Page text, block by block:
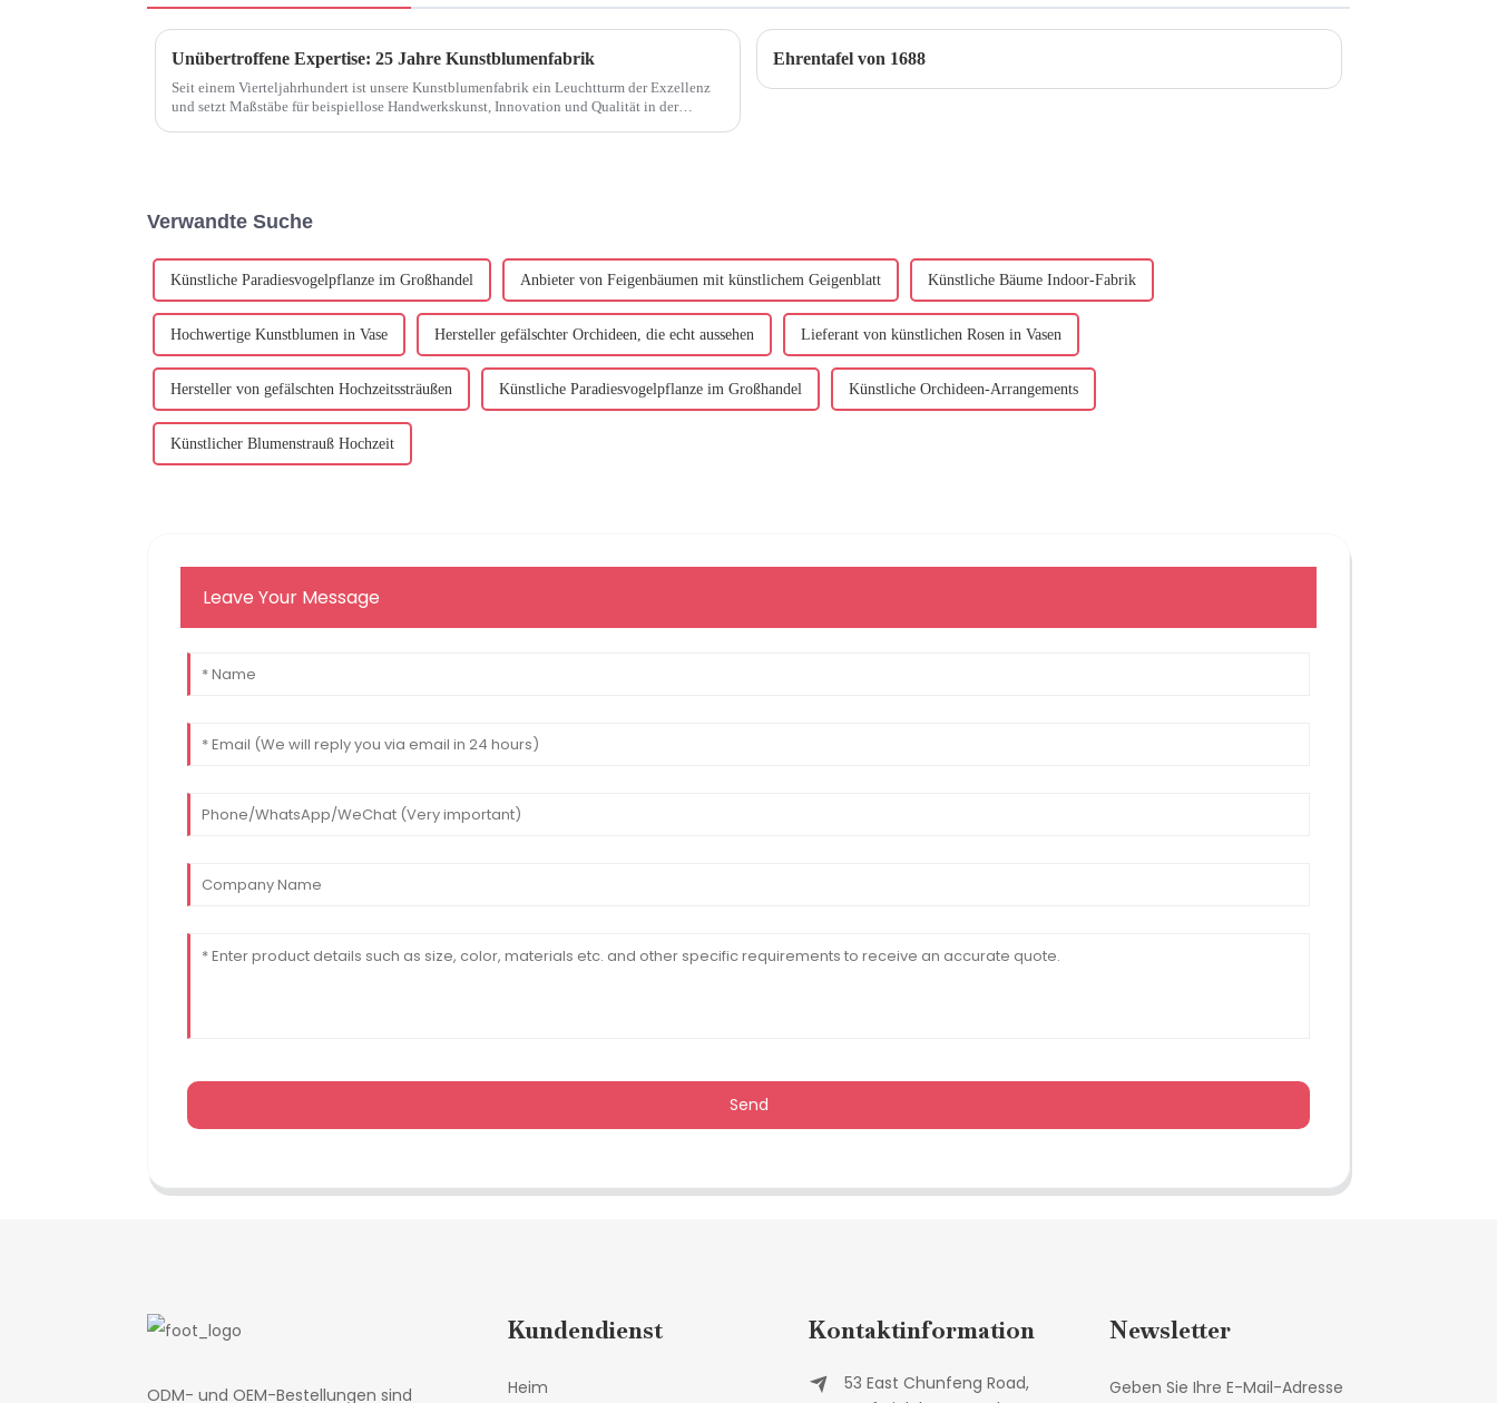
Unübertroffene Expertise: 25 Jahre Kunstblumenfabrik
Seit einem Vierteljahrhundert ist unsere Kunstblumenfabrik ein Leuchtturm der Exzellenz
und setzt Maßstäbe für beispiellose Handwerkskunst, Innovation und Qualität in der
Ehrentafel von 1688
Verwandte Suche
Künstliche Paradiesvogelpflanze im Großhandel Anbieter von Feigenbäumen mit künstlichem Geigenblatt Künstliche Bäume Indoor-Fabrik
Hochwertige Kunstblumen in Vase Hersteller gefälschter Orchideen, die echt aussehen Lieferant von künstlichen Rosen in Vasen
Hersteller von gefälschten Hochzeitssträußen Künstliche Paradiesvogelpflanze im Großhandel Künstliche Orchideen-Arrangements
Künstlicher Blumenstrauß Hochzeit
Leave Your Message
Send
ODM- und OEM-Bestellungen sind
Kundendienst
Heim
Kontaktinformation
53 East Chunfeng Road,
Newsletter
Geben Sie Ihre E-Mail-Adresse